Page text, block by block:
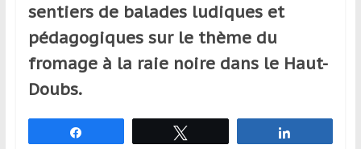
passionnés
ou
simples
spectateurs
de
sport,
sentiers de balades ludiques et
pédagogiques sur le thème du
fromage à la raie noire dans le Haut-
Doubs.